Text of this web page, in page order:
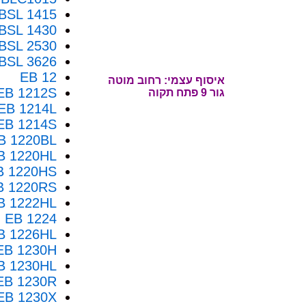
איסוף עצמי: רחוב מוטה
גור 9 פתח תקוה
1415
1430
2530
3626
EB 12
1212S
1214L
1214S
1220BL
1220HL
1220HS
1220RS
1222HL
EB 1224
1226HL
1230H
1230HL
1230R
1230X